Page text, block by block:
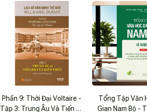
Phần 9: Thời Đại Voltaire -
Tập 3: Trung Âu Và Tiến Bộ
Tổng Tập Văn
Gian Nam Bộ -